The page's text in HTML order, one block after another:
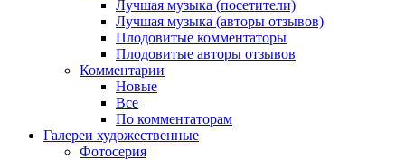
Лучшая музыка (посетители)
Лучшая музыка (авторы отзывов)
Плодовитые комментаторы
Плодовитые авторы отзывов
Комментарии
Новые
Все
По комментаторам
Галереи художественные
Фотосерия